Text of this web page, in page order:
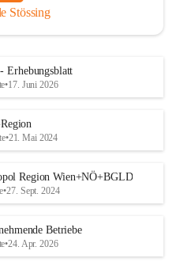
Stössing
Erhebungsblatt
•17. Juni 2026
•21. Mai 2024
Region Wien+NÖ+BGLD
•27. Sept. 2024
Betriebe
•24. Apr. 2026